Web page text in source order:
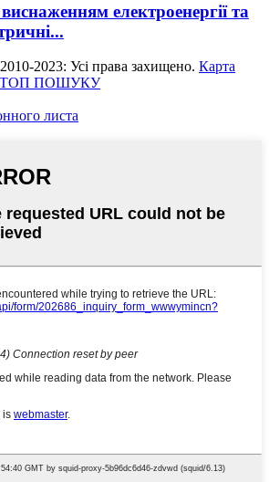
електроенергії та
2023: Усі права захищено. Карта
ТОП ПОШУКУ
листа